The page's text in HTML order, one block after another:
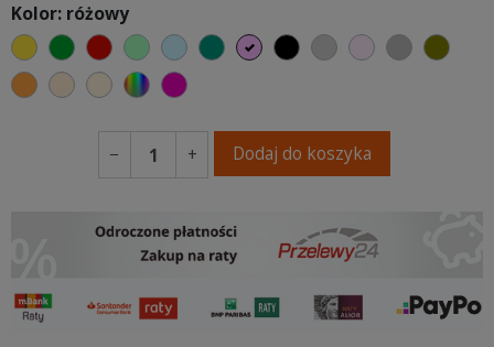
Kolor: różowy
żółtyzielonyczerwony
miętowybłękitnyturkusowy
różowyczarnyjasnoszary
jasny róż
szary
pomarańczowy
ciepły kremowy
ecru beżowy
wybór koloru
fuksja
− + Dodaj do koszyka